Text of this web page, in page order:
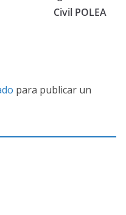
Civil POLEA
para publicar un